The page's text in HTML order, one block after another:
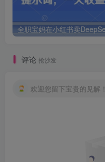
评论 抢沙发
欢迎您留下宝贵的见解！